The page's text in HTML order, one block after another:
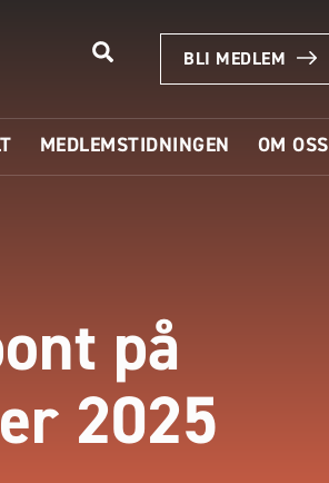
BLI MEDLEM
MEDLEMSTIDNINGEN OM OSS
på
2025